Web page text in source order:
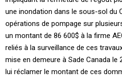
une inondation dans le sous-sol du
opérations de pompage sur
un montant de 86 600$ à la firme
reliés à la surveillance de ces
mise en demeure à Sade Canada le
lui réclamer le montant de ces